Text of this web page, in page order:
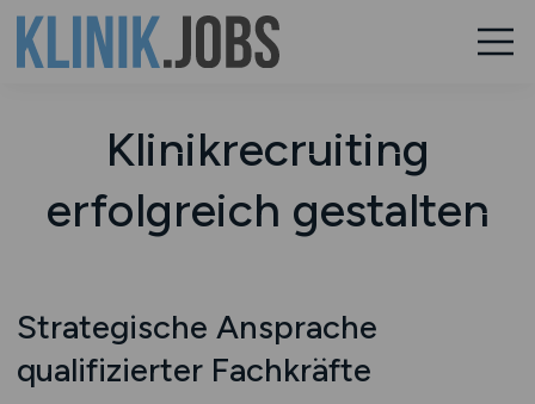
Klinikrecruiting
erfolgreich gestalten
Strategische Ansprache
qualifizierter Fachkräfte